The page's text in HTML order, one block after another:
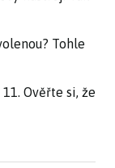
Tohle
Ověřte si, že